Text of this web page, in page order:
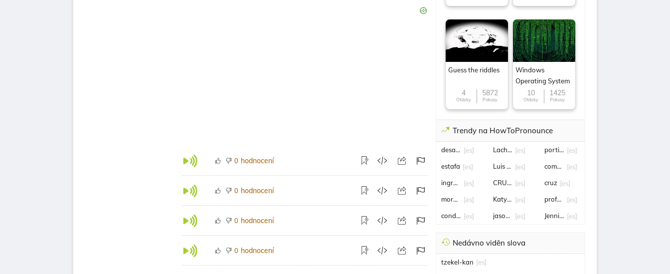
0 hodnocení
0 hodnocení
0 hodnocení
0 hodnocení
Guess the riddles
4
Otázky
5872
Pokusy
Windows
Operating System
10
Otázky
1425
Pokusy
Trendy na HowToPronounce
desalojo[es]
estafa [es]
ingreso [es]
morena[es]
condena[es]
Lachlan[es]
Luis Fernando Velasco
[es]
CRUZ AZUL
[es]
Katy Perry
[es]
jason statham
[es]
portillo [es]
comercio[es]
cruz [es]
profesor[es]
Jennifer Hermoso
[es]
Nedávno viděn slova
tzekel-kan [es]